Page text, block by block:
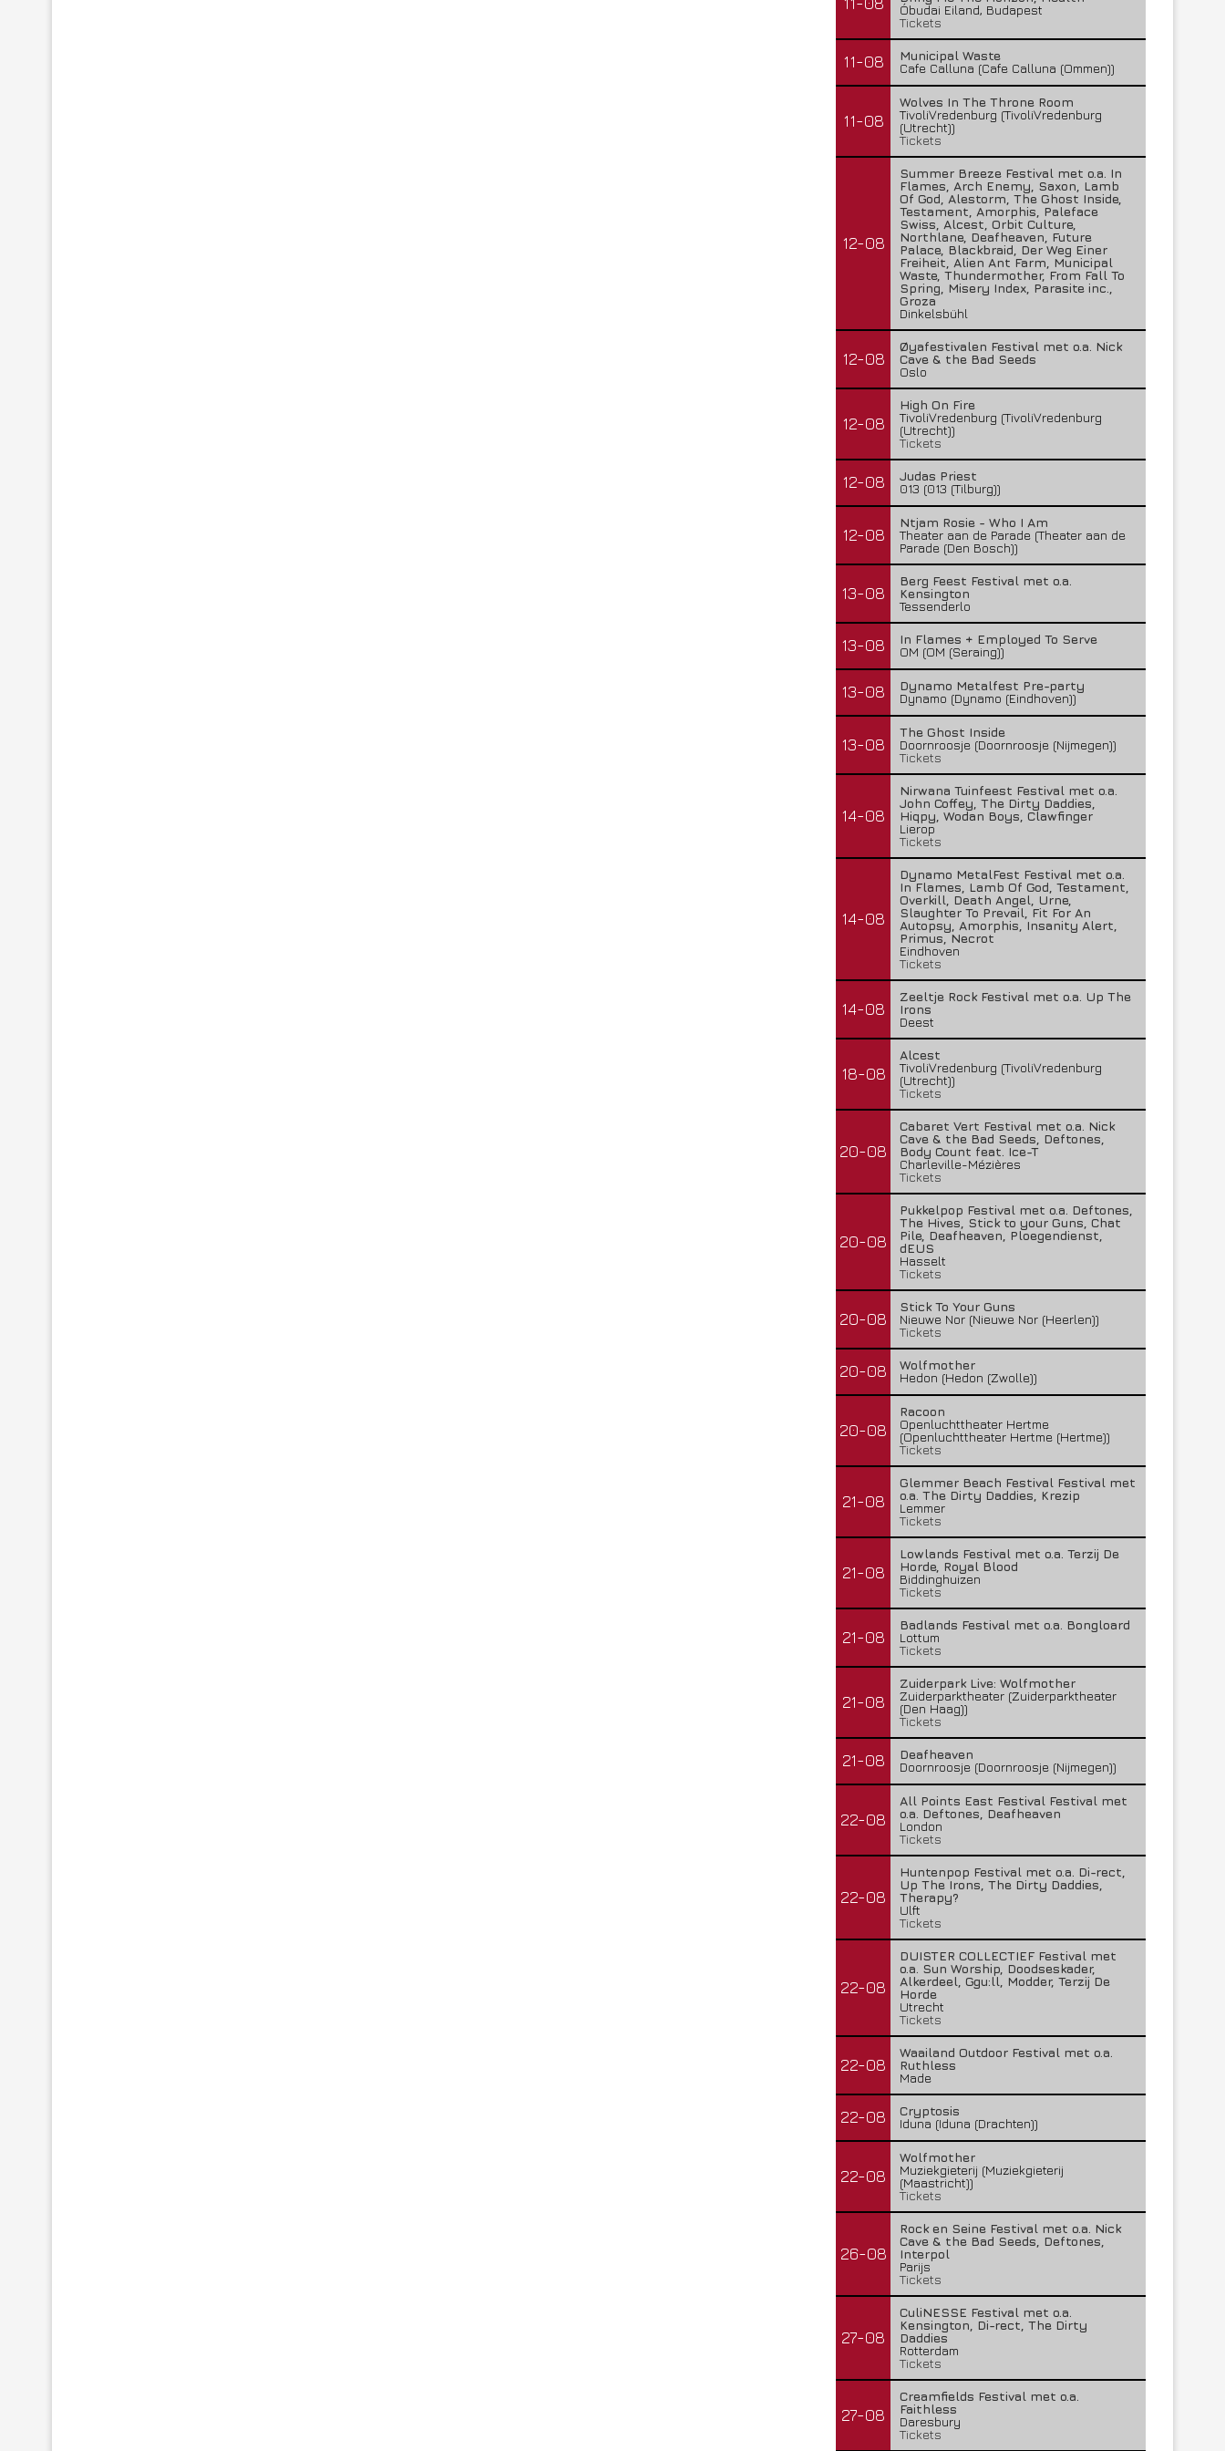
Óbudai Eiland, Budapest
Tickets
11-08
Municipal Waste
Cafe Calluna (Cafe Calluna (Ommen))
11-08
Wolves In The Throne Room
TivoliVredenburg (TivoliVredenburg
(Utrecht))
Tickets
12-08
Summer Breeze Festival met o.a. In
Flames, Arch Enemy, Saxon, Lamb
Of God, Alestorm, The Ghost Inside,
Testament, Amorphis, Paleface
Swiss, Alcest, Orbit Culture,
Northlane, Deafheaven, Future
Palace, Blackbraid, Der Weg Einer
Freiheit, Alien Ant Farm, Municipal
Waste, Thundermother, From Fall To
Spring, Misery Index, Parasite inc.,
Groza
Dinkelsbühl
12-08
Øyafestivalen Festival met o.a. Nick
Cave & the Bad Seeds
Oslo
12-08
High On Fire
TivoliVredenburg (TivoliVredenburg
(Utrecht))
Tickets
12-08
Judas Priest
013 (013 (Tilburg))
12-08
Ntjam Rosie - Who I Am
Theater aan de Parade (Theater aan de
Parade (Den Bosch))
13-08
Berg Feest Festival met o.a.
Kensington
Tessenderlo
13-08
In Flames + Employed To Serve
OM (OM (Seraing))
13-08
Dynamo Metalfest Pre-party
Dynamo (Dynamo (Eindhoven))
13-08
The Ghost Inside
Doornroosje (Doornroosje (Nijmegen))
Tickets
14-08
Nirwana Tuinfeest Festival met o.a.
John Coffey, The Dirty Daddies,
Hiqpy, Wodan Boys, Clawfinger
Lierop
Tickets
14-08
Dynamo MetalFest Festival met o.a.
In Flames, Lamb Of God, Testament,
Overkill, Death Angel, Urne,
Slaughter To Prevail, Fit For An
Autopsy, Amorphis, Insanity Alert,
Primus, Necrot
Eindhoven
Tickets
14-08
Zeeltje Rock Festival met o.a. Up The
Irons
Deest
18-08
Alcest
TivoliVredenburg (TivoliVredenburg
(Utrecht))
Tickets
20-08
Cabaret Vert Festival met o.a. Nick
Cave & the Bad Seeds, Deftones,
Body Count feat. Ice-T
Charleville-Mézières
Tickets
20-08
Pukkelpop Festival met o.a. Deftones,
The Hives, Stick to your Guns, Chat
Pile, Deafheaven, Ploegendienst,
dEUS
Hasselt
Tickets
20-08
Stick To Your Guns
Nieuwe Nor (Nieuwe Nor (Heerlen))
Tickets
20-08
Wolfmother
Hedon (Hedon (Zwolle))
20-08
Racoon
Openluchttheater Hertme
(Openluchttheater Hertme (Hertme))
Tickets
21-08
Glemmer Beach Festival Festival met
o.a. The Dirty Daddies, Krezip
Lemmer
Tickets
21-08
Lowlands Festival met o.a. Terzij De
Horde, Royal Blood
Biddinghuizen
Tickets
21-08
Badlands Festival met o.a. Bongloard
Lottum
Tickets
21-08
Zuiderpark Live: Wolfmother
Zuiderparktheater (Zuiderparktheater
(Den Haag))
Tickets
21-08
Deafheaven
Doornroosje (Doornroosje (Nijmegen))
22-08
All Points East Festival Festival met
o.a. Deftones, Deafheaven
London
Tickets
22-08
Huntenpop Festival met o.a. Di-rect,
Up The Irons, The Dirty Daddies,
Therapy?
Ulft
Tickets
22-08
DUISTER COLLECTIEF Festival met
o.a. Sun Worship, Doodseskader,
Alkerdeel, Ggu:ll, Modder, Terzij De
Horde
Utrecht
Tickets
22-08
Waailand Outdoor Festival met o.a.
Ruthless
Made
22-08
Cryptosis
Iduna (Iduna (Drachten))
22-08
Wolfmother
Muziekgieterij (Muziekgieterij
(Maastricht))
Tickets
26-08
Rock en Seine Festival met o.a. Nick
Cave & the Bad Seeds, Deftones,
Interpol
Parijs
Tickets
27-08
CuliNESSE Festival met o.a.
Kensington, Di-rect, The Dirty
Daddies
Rotterdam
Tickets
27-08
Creamfields Festival met o.a.
Faithless
Daresbury
Tickets